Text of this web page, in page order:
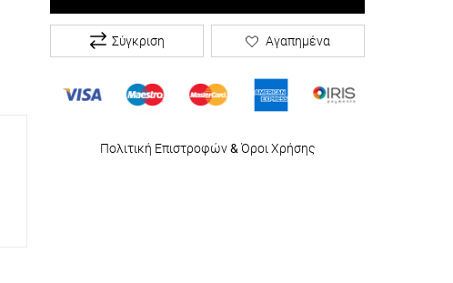
Σύγκριση Αγαπημένα
Πολιτική Επιστροφών&Όροι Χρήσης